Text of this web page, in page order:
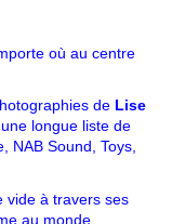
où au centre
de Lise
longue liste de
NAB Sound, Toys,
vide à travers ses
au monde